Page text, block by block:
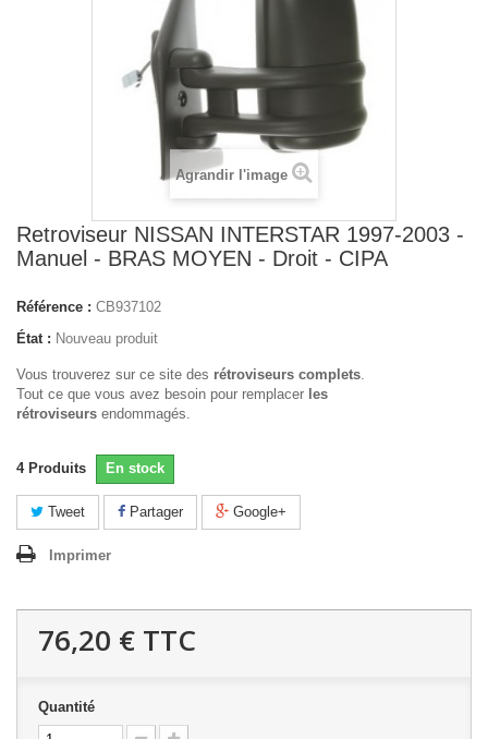
Agrandir l'image
Retroviseur NISSAN INTERSTAR 1997-2003 -
Manuel - BRAS MOYEN - Droit - CIPA
Référence : CB937102
État : Nouveau produit
Vous trouverez sur ce site des rétroviseurs complets.
Tout ce que vous avez besoin pour remplacer les
rétroviseurs endommagés.
4 Produits En stock
Tweet Partager Google+
Imprimer
76,20 € TTC
Quantité